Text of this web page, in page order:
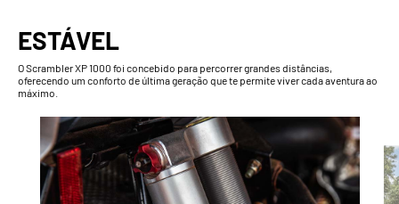
ESTÁVEL
O Scrambler XP 1000 foi concebido para percorrer grandes distâncias,
oferecendo um conforto de última geração que te permite viver cada aventura ao
máximo.